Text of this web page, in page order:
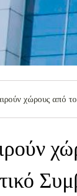
χώρους από